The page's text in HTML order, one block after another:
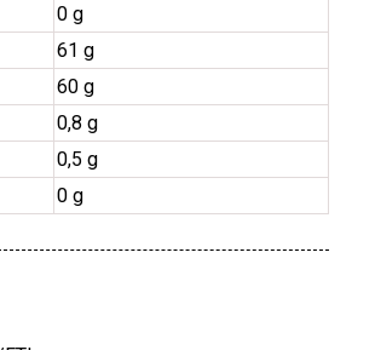
0 g
61 g
60 g
0,8 g
0,5 g
0 g